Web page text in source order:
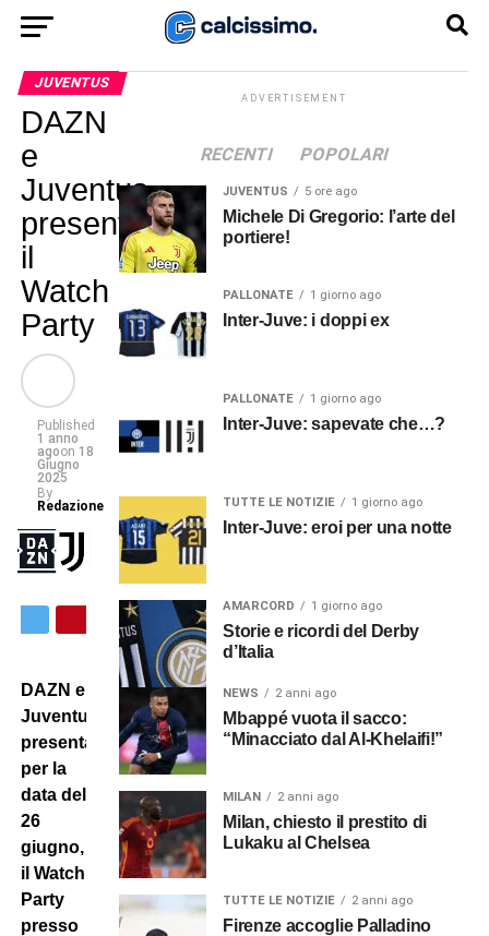
JUVENTUS
DAZN
e
Juventus
presentano
il
Watch
Party
Published
1 anno
agoon 18
Giugno
2025
By
Redazione
DAZN e
Juventus
presentano,
per la
data del
26
giugno,
il Watch
Party
presso
ADVERTISEMENT
RECENTI POPOLARI
JUVENTUS 5 ore ago
Michele Di Gregorio: l’arte del
portiere!
PALLONATE 1 giorno ago
Inter-Juve: i doppi ex
PALLONATE 1 giorno ago
Inter-Juve: sapevate che…?
TUTTE LE NOTIZIE 1 giorno ago
Inter-Juve: eroi per una notte
AMARCORD 1 giorno ago
Storie e ricordi del Derby
d’Italia
NEWS 2 anni ago
Mbappé vuota il sacco:
“Minacciato dal Al-Khelaifi!”
MILAN 2 anni ago
Milan, chiesto il prestito di
Lukaku al Chelsea
TUTTE LE NOTIZIE 2 anni ago
Firenze accoglie Palladino